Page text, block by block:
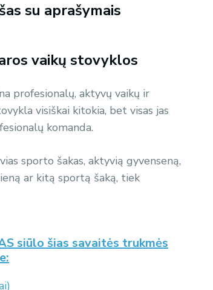
su aprašymais
vaikų stovyklos
profesionalų, aktyvų vaikų ir
visiškai kitokia, bet visas jas
komanda.
sporto šakas, aktyvią gyvenseną,
ar kitą sportą šaką, tiek
siūlo šias savaitės trukmės